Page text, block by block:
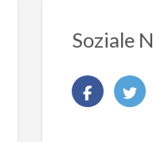
Soziale